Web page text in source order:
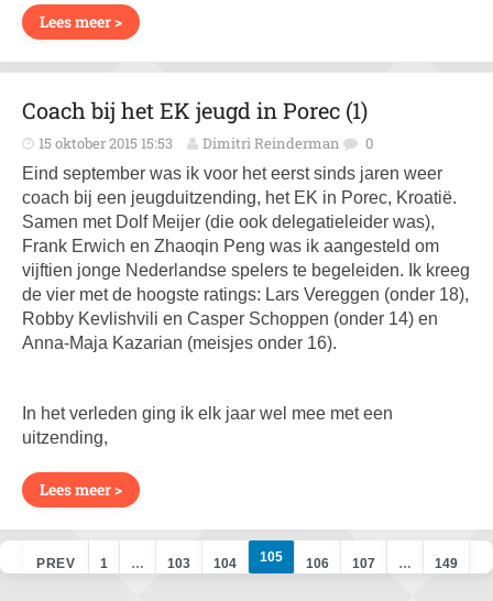
Lees meer >
Coach bij het EK jeugd in Porec (1)
15 oktober 2015 15:53 Dimitri Reinderman 0
Eind september was ik voor het eerst sinds jaren weer
coach bij een jeugduitzending, het EK in Porec, Kroatië.
Samen met Dolf Meijer (die ook delegatieleider was),
Frank Erwich en Zhaoqin Peng was ik aangesteld om
vijftien jonge Nederlandse spelers te begeleiden. Ik kreeg
de vier met de hoogste ratings: Lars Vereggen (onder 18),
Robby Kevlishvili en Casper Schoppen (onder 14) en
Anna-Maja Kazarian (meisjes onder 16).
In het verleden ging ik elk jaar wel mee met een
uitzending,
Lees meer >
PREV 1 … 103 104 105 106 107 … 149